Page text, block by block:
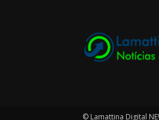
© Lamattina Digital